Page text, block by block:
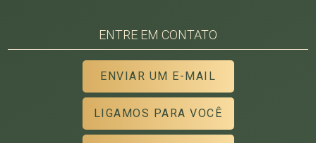
ENTRE EM CONTATO
ENVIAR UM E-MAIL
LIGAMOS PARA VOCÊ